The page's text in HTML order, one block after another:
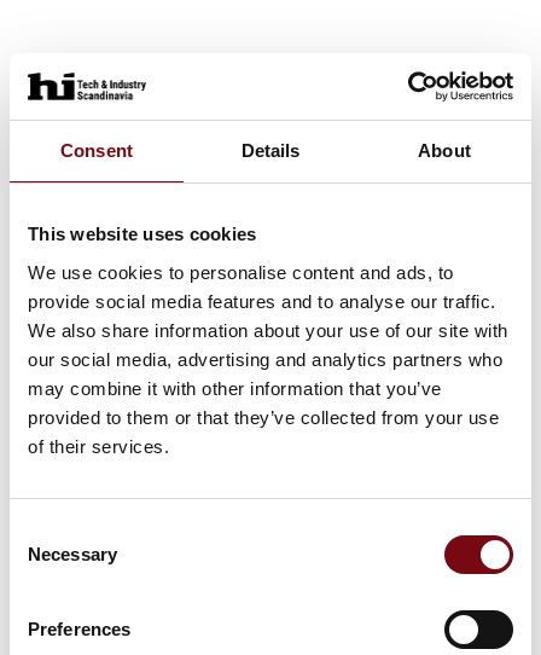
Consent Details About
This website uses cookies
We use cookies to personalise content and ads, to
provide social media features and to analyse our traffic.
We also share information about your use of our site with
our social media, advertising and analytics partners who
may combine it with other information that you’ve
provided to them or that they’ve collected from your use
of their services.
Selection
Necessary
Preferences
På messen
ACS180: frekvensomformer, der sikrer
nem installation, enkel konfiguration og
let vedligeholdelse
På messen
Gør din ledningsmontage til en leg,
med Push-in komponenter
Nu kan du også måle energiforbruget
med din maksimalafbryder
Få styr på lækstrømme med